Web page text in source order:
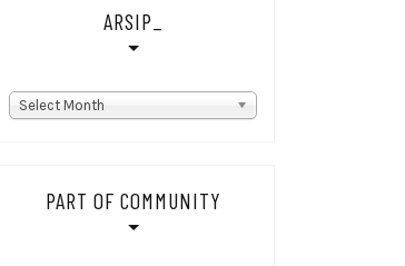
ARSIP_
Arsip_
Select Month
PART OF COMMUNITY